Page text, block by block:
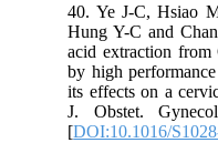
40. Ye J-C,
Hung Y-C and
acid extraction
by high
its effects on a
J. Obstet.
[DOI:10.1016/